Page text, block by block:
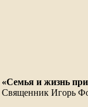
«Семья и жизнь
Священник Игорь